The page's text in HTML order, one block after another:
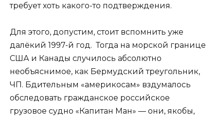
требует хоть какого-то подтверждения.
Для этого, допустим, стоит вспомнить уже
далёкий 1997-й год. Тогда на морской границе
США и Канады случилось абсолютно
необъяснимое, как Бермудский треугольник,
ЧП. Бдительным «америкосам» вздумалось
обследовать гражданское российское
грузовое судно «Капитан Ман» — они, якобы,